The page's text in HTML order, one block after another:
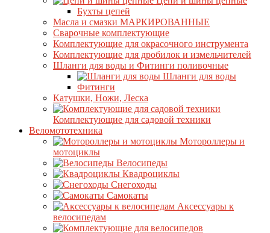
Бухты цепей
Масла и смазки МАРКИРОВАННЫЕ
Сварочные комплектующие
Комплектующие для окрасочного инструмента
Комплектующие для дробилок и измельчителей
Шланги для воды и Фитинги поливочные
Шланги для воды
Фитинги
Катушки, Ножи, Леска
Комплектующие для садовой техники
Веломототехника
Мотороллеры и
мотоциклы
Велосипеды
Квадроциклы
Снегоходы
Самокаты
Аксессуары к
велосипедам